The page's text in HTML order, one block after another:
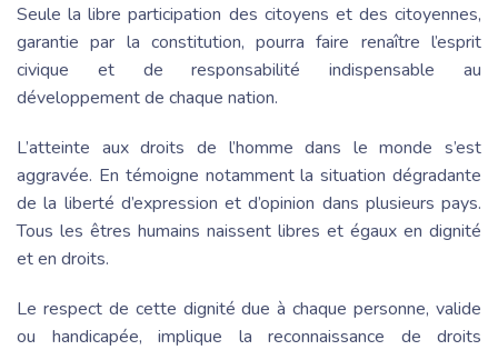
Seule la libre participation des citoyens et des citoyennes,
garantie par la constitution, pourra faire renaître l’esprit
civique et de responsabilité indispensable au
développement de chaque nation.
L’atteinte aux droits de l’homme dans le monde s’est
aggravée. En témoigne notamment la situation dégradante
de la liberté d’expression et d’opinion dans plusieurs pays.
Tous les êtres humains naissent libres et égaux en dignité
et en droits.
Le respect de cette dignité due à chaque personne, valide
ou handicapée, implique la reconnaissance de droits